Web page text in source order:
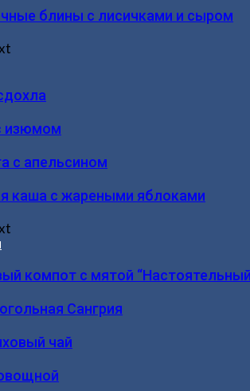
блины с лисичками и сыром
изюмом
с апельсином
каша с жареными яблоками
компот с мятой
Сангрия
чай